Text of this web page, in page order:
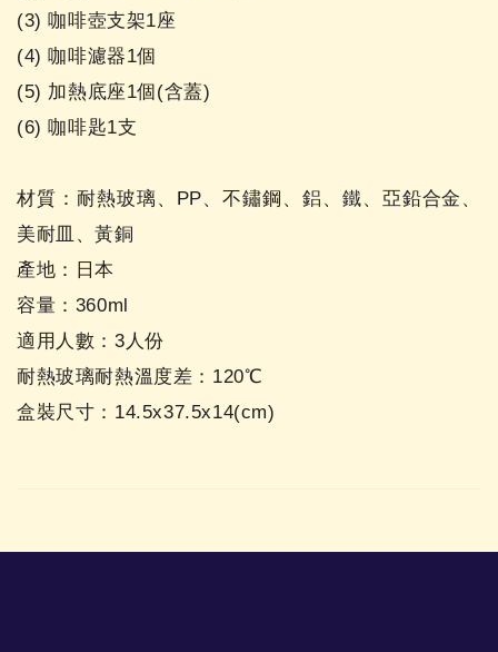
(3) 咖啡壺支架1座
(4) 咖啡濾器1個
(5) 加熱底座1個(含蓋)
(6) 咖啡匙1支
材質：耐熱玻璃、PP、不鏽鋼、鋁、鐵、亞鉛合金、
美耐皿、黃銅
產地：日本
容量：360ml
適用人數：3人份
耐熱玻璃耐熱溫度差：120℃
盒裝尺寸：14.5x37.5x14(cm)